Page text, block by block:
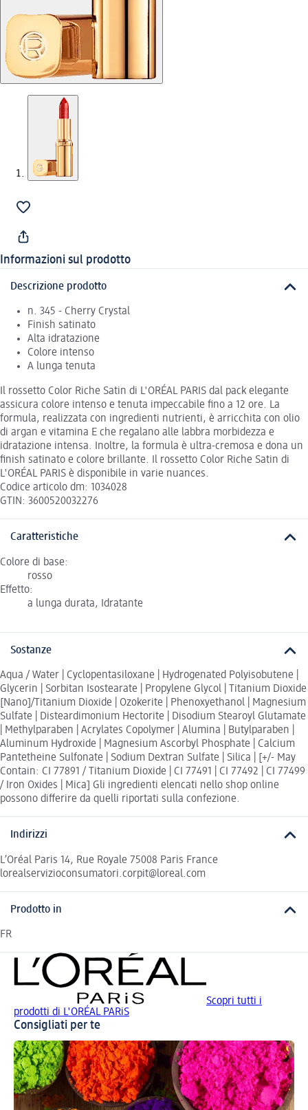
Informazioni sul prodotto
Descrizione prodotto
n. 345 - Cherry Crystal
Finish satinato
Alta idratazione
Colore intenso
A lunga tenuta
Il rossetto Color Riche Satin di L'ORÉAL PARIS dal pack elegante
assicura colore intenso e tenuta impeccabile fino a 12 ore. La
formula, realizzata con ingredienti nutrienti, è arricchita con olio
di argan e vitamina E che regalano alle labbra morbidezza e
idratazione intensa. Inoltre, la formula è ultra-cremosa e dona un
finish satinato e colore brillante. Il rossetto Color Riche Satin di
L'ORÉAL PARIS è disponibile in varie nuances.
Codice articolo dm: 1034028
GTIN: 3600520032276
Caratteristiche
Colore di base:
rosso
Effetto:
a lunga durata, Idratante
Sostanze
Aqua / Water | Cyclopentasiloxane | Hydrogenated Polyisobutene |
Glycerin | Sorbitan Isostearate | Propylene Glycol | Titanium Dioxide
[Nano]/Titanium Dioxide | Ozokerite | Phenoxyethanol | Magnesium
Sulfate | Disteardimonium Hectorite | Disodium Stearoyl Glutamate
| Methylparaben | Acrylates Copolymer | Alumina | Butylparaben |
Aluminum Hydroxide | Magnesium Ascorbyl Phosphate | Calcium
Pantetheine Sulfonate | Sodium Dextran Sulfate | Silica | [+/- May
Contain: CI 77891 / Titanium Dioxide | CI 77491 | CI 77492 | CI 77499
/ Iron Oxides | Mica] Gli ingredienti elencati nello shop online
possono differire da quelli riportati sulla confezione.
Indirizzi
L’Oréal Paris 14, Rue Royale 75008 Paris France
lorealservizioconsumatori.corpit@loreal.com
Prodotto in
FR
Scopri tutti i
prodotti di L'ORÉAL PARiS
Consigliati per te